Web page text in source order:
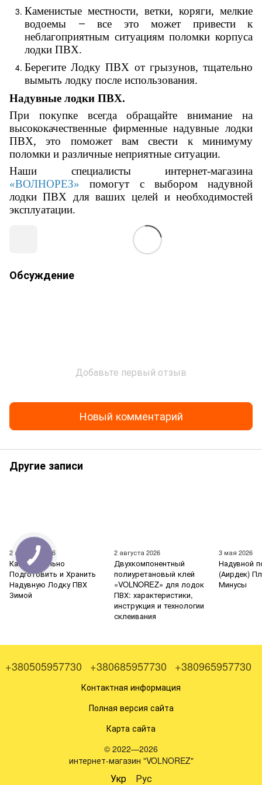
Каменистые местности, ветки, коряги, мелкие
водоемы
— все это может привести к
неблагоприятным ситуациям поломки корпуса
лодки ПВХ.
Берегите Лодку ПВХ от грызунов, тщательно
вымыть лодку после использования.
Надувные лодки ПВХ.
При покупке всегда обращайте внимание на
высококачественные фирменные надувные лодки
ПВХ, это поможет вам свести к минимуму
поломки и различные неприятные ситуации.
Наши специалисты интернет-магазина
«ВОЛНОРЕЗ» помогут с выбором надувной
лодки ПВХ для ваших целей и необходимостей
эксплуатации.
Обсуждение
Добавьте первый отзыв
Новый комментарий
Другие записи
2 августа 2026
Как Правильно
Подготовить и Хранить
Надувную Лодку ПВХ
Зимой
2 августа 2026
Двухкомпонентный
полиуретановый клей
«VOLNOREZ» для лодок
ПВХ: характеристики,
инструкция и технологии
склеивания
3 мая 2026
Надувной
(Аирдек)
Минусы
+380505957730 +380685957730 +380965957730
Контактная информация
Полная версия сайта
Карта сайта
© 2022—2026
интернет-магазин "VOLNOREZ"
Укр Рус